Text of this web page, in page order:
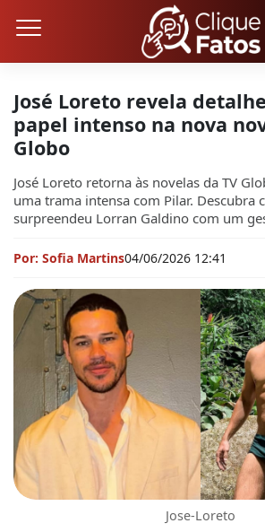
José Loreto revela
papel intenso na nova
Globo
José Loreto retorna às novelas da TV
uma trama intensa com Pilar. Descubra
surpreendeu Lorran Galdino com um
Por: Sofia Martins04/06/2026 12:41
Jose-Loreto